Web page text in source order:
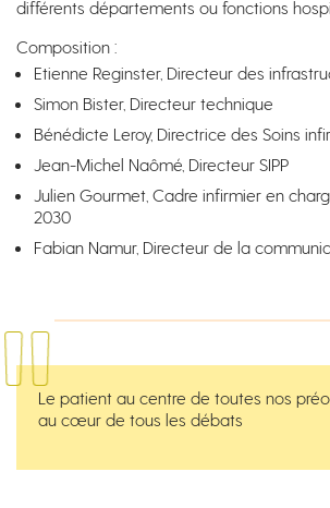
différents départements ou fonctions
Composition :
Etienne Reginster, Directeur des
Simon Bister, Directeur technique
Bénédicte Leroy, Directrice des Soins
Jean-Michel Naômé, Directeur SIPP
Julien Gourmet, Cadre infirmier en
2030
Fabian Namur, Directeur de la
Le patient au centre de toutes nos
au cœur de tous les débats